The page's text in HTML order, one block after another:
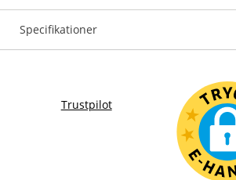
Specifikationer
Trustpilot